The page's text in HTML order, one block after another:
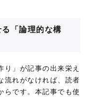
「論理的な構
」が記事の出来栄え
流れがなければ、読者
らです。本記事でも使